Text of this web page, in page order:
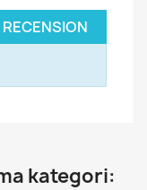
kategori: